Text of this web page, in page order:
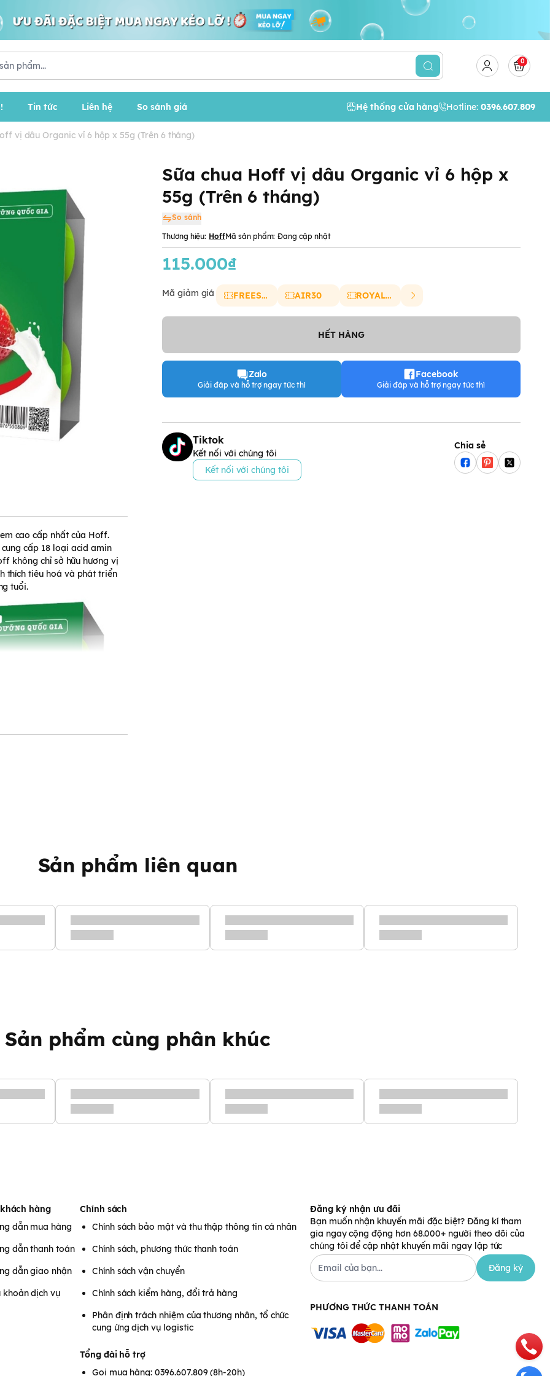
0
Tin tức Liên hệ So sánh giá Hệ thống cửa hàng Hotline: 0396.607.809
vị dâu Organic vỉ 6 hộp x 55g (Trên 6 tháng)
Sữa chua Hoff vị dâu Organic vỉ 6 hộp x
55g (Trên 6 tháng)
So sánh
Thương hiệu: HoffMã sản phẩm: Đang cập nhật
115.000₫
Mã giảm giá FREESHIP AIR30 ROYAL20
HẾT HÀNG
Zalo
Giải đáp và hỗ trợ ngay tức thì
Facebook
Giải đáp và hỗ trợ ngay tức thì
Tiktok
Kết nối với chúng tôi
Kết nối với chúng tôi
Chia sẻ
cao cấp nhất của Hoff.
cấp 18 loại acid amin
không chỉ sở hữu hương vị
thích tiêu hoá và phát triển
tuổi.
năng lượng cho hoạt động
gây béo. Có thể làm
thiện hệ miễn dịch, hỗ trợ
cao tầm vóc, phát triển
của trẻ.
Sản phẩm liên quan
Sản phẩm cùng phân khúc
hàng
dẫn mua hàng
dẫn thanh toán
dẫn giao nhận
khoản dịch vụ
Chính sách
Chính sách bảo mật và thu thập thông tin cá nhân
Chính sách, phương thức thanh toán
Chính sách vận chuyển
Chính sách kiểm hàng, đổi trả hàng
Phân định trách nhiệm của thương nhân, tổ chức
cung ứng dịch vụ logistic
Tổng đài hỗ trợ
Gọi mua hàng: 0396.607.809 (8h-20h)
Đăng ký nhận ưu đãi
Bạn muốn nhận khuyến mãi đặc biệt? Đăng kí tham
gia ngay cộng động hơn 68.000+ người theo dõi của
chúng tôi để cập nhật khuyến mãi ngay lập tức
Đăng ký
PHƯƠNG THỨC THANH TOÁN